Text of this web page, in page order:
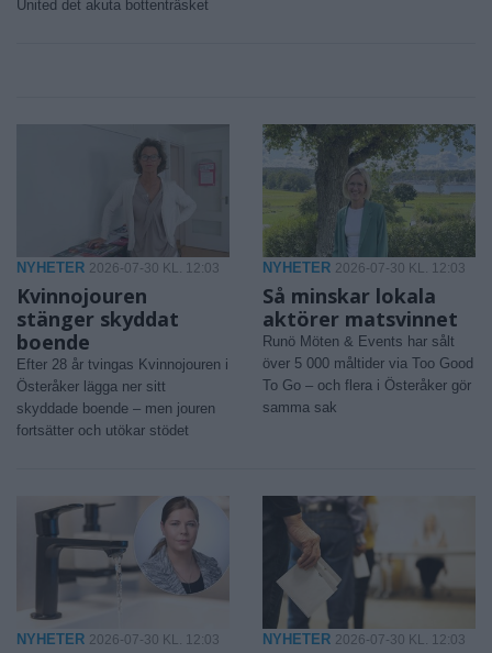
United det akuta bottenträsket
NYHETER 2026-07-30 KL. 12:03
Kvinnojouren
stänger skyddat
boende
Efter 28 år tvingas Kvinnojouren i
Österåker lägga ner sitt
skyddade boende – men jouren
fortsätter och utökar stödet
NYHETER 2026-07-30 KL. 12:03
Så minskar lokala
aktörer matsvinnet
Runö Möten & Events har sålt
över 5 000 måltider via Too Good
To Go – och flera i Österåker gör
samma sak
NYHETER 2026-07-30 KL. 12:03 NYHETER 2026-07-30 KL. 12:03